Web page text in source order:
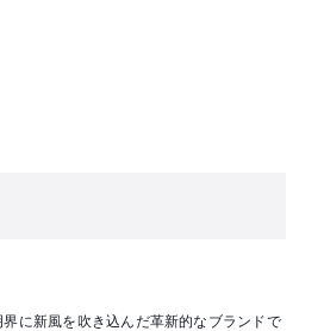
に新風を吹き込んだ革新的なブランドで